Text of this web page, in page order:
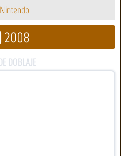
2008
DOBLAJE